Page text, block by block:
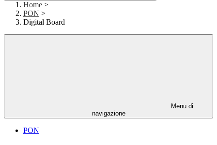
Home >
PON >
Digital Board
Menu di
navigazione
PON